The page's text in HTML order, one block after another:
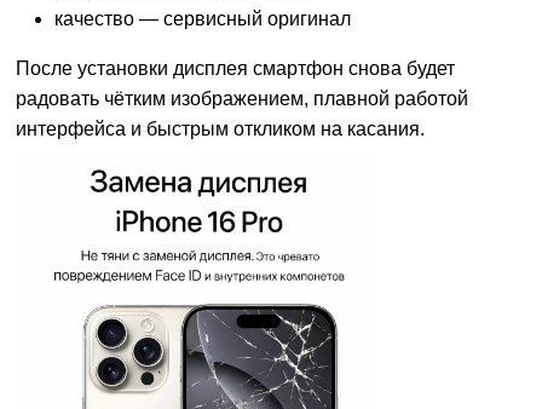
качество — сервисный оригинал
После установки дисплея смартфон снова будет
радовать чётким изображением, плавной работой
интерфейса и быстрым откликом на касания.